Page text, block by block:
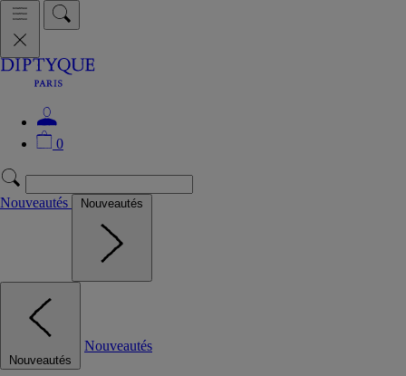
0
Nouveautés Nouveautés
Nouveautés
Nouveautés